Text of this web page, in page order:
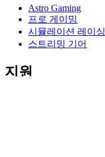
Astro Gaming
프로 게이밍
시뮬레이션 레이싱
스트리밍 기어
지원